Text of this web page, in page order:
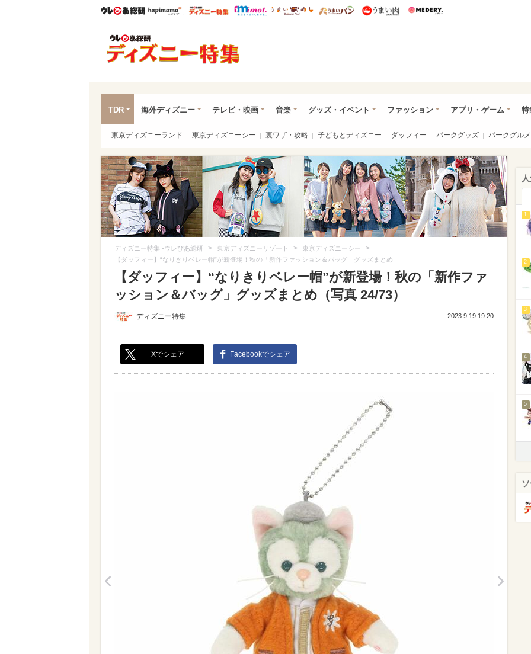
ウレぴあ総研ハピママ* ウレぴあ総研 ディズニー特集
mimot. うまいめし うまいパン うまい肉
TDR 海外ディズニー テレビ・映画 音楽 グッズ・イベント ファッション アプリ・ゲーム 特
東京ディズニーランド 東京ディズニーシー 裏ワザ・攻略 子どもとディズニー ダッフィー パークグッズ パークグルメ
ディズニー特集 -ウレぴあ総研 > 東京ディズニーリゾート > 東京ディズニーシー >
【ダッフィー】“なりきりベレー帽”が新登場！秋の「新作ファッション＆バッグ」グッズまとめ
【ダッフィー】“なりきりベレー帽”が新登場！秋の「新作ファ
ッション＆バッグ」グッズまとめ（写真 24/73）
ディズニー特集 2023.9.19 19:20
Xでシェア Facebookでシェア
1
2
3
4
5